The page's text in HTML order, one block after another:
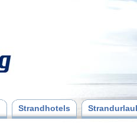
Strandhotels